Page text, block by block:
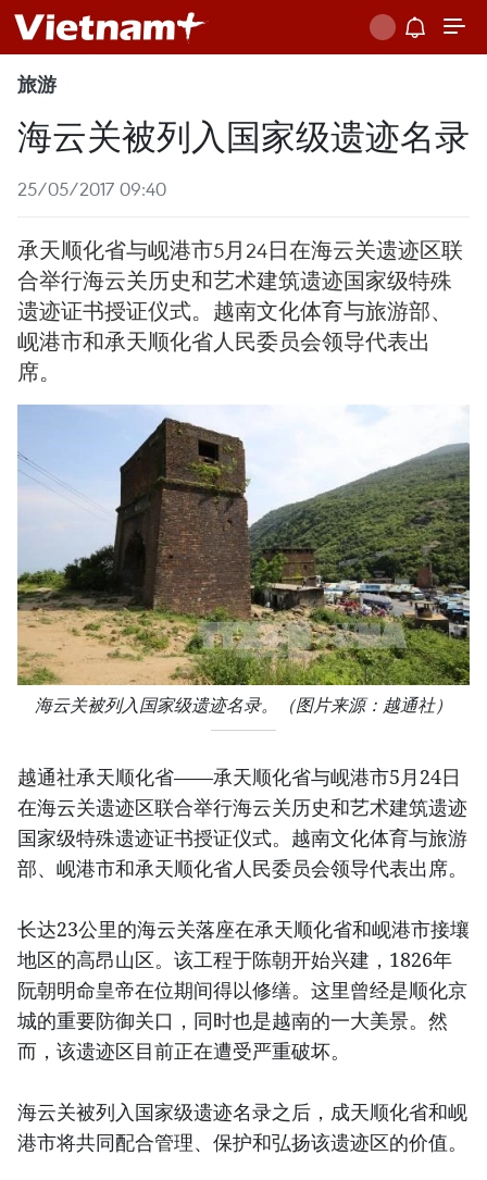
旅游
海云关被列入国家级遗迹名录
25/05/2017 09:40
承天顺化省与岘港市5月24日在海云关遗迹区联
合举行海云关历史和艺术建筑遗迹国家级特殊
遗迹证书授证仪式。越南文化体育与旅游部、
岘港市和承天顺化省人民委员会领导代表出
席。
海云关被列入国家级遗迹名录。（图片来源：越通社）
越通社承天顺化省——承天顺化省与岘港市5月24日
在海云关遗迹区联合举行海云关历史和艺术建筑遗迹
国家级特殊遗迹证书授证仪式。越南文化体育与旅游
部、岘港市和承天顺化省人民委员会领导代表出席。
长达23公里的海云关落座在承天顺化省和岘港市接壤
地区的高昂山区。该工程于陈朝开始兴建，1826年
阮朝明命皇帝在位期间得以修缮。这里曾经是顺化京
城的重要防御关口，同时也是越南的一大美景。然
而，该遗迹区目前正在遭受严重破坏。
海云关被列入国家级遗迹名录之后，成天顺化省和岘
港市将共同配合管理、保护和弘扬该遗迹区的价值。